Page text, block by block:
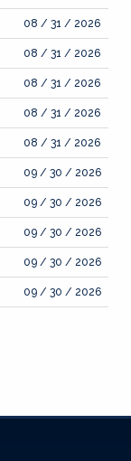
08 / 31 / 2026
08 / 31 / 2026
08 / 31 / 2026
08 / 31 / 2026
08 / 31 / 2026
09 / 30 / 2026
09 / 30 / 2026
09 / 30 / 2026
09 / 30 / 2026
09 / 30 / 2026